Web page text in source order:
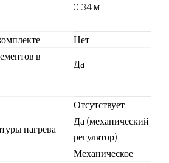
0.34 м
Нет
в
Да
Отсутствует
нагрева
Да (механический
регулятор)
Механическое